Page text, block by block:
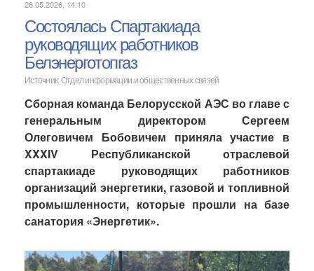
26.05.2026, 14:10
Состоялась Спартакиада
руководящих работников
Белэнерготопгаз
Источник: Отдел информации и общественных связей
Сборная команда Белорусской АЭС во главе с
генеральным директором Сергеем
Олеговичем Бобовичем приняла участие в
XXXIV Республиканской отраслевой
спартакиаде руководящих работников
организаций энергетики, газовой и топливной
промышленности, которые прошли на базе
санатория «Энергетик».